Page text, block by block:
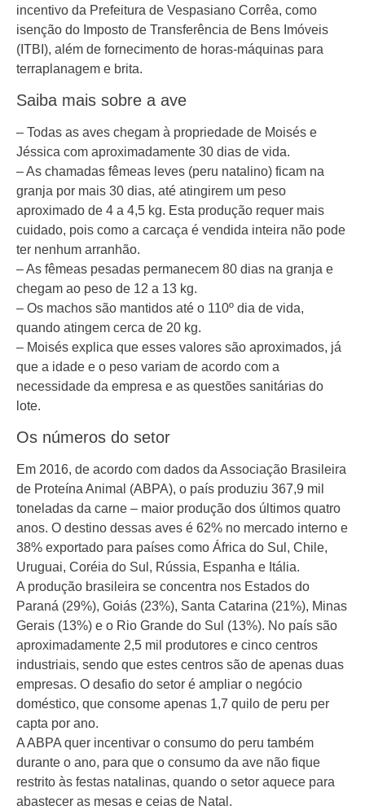
incentivo da Prefeitura de Vespasiano Corrêa, como
isenção do Imposto de Transferência de Bens Imóveis
(ITBI), além de fornecimento de horas-máquinas para
terraplanagem e brita.
Saiba mais sobre a ave
– Todas as aves chegam à propriedade de Moisés e
Jéssica com aproximadamente 30 dias de vida.
– As chamadas fêmeas leves (peru natalino) ficam na
granja por mais 30 dias, até atingirem um peso
aproximado de 4 a 4,5 kg. Esta produção requer mais
cuidado, pois como a carcaça é vendida inteira não pode
ter nenhum arranhão.
– As fêmeas pesadas permanecem 80 dias na granja e
chegam ao peso de 12 a 13 kg.
– Os machos são mantidos até o 110º dia de vida,
quando atingem cerca de 20 kg.
– Moisés explica que esses valores são aproximados, já
que a idade e o peso variam de acordo com a
necessidade da empresa e as questões sanitárias do
lote.
Os números do setor
Em 2016, de acordo com dados da Associação Brasileira
de Proteína Animal (ABPA), o país produziu 367,9 mil
toneladas da carne – maior produção dos últimos quatro
anos. O destino dessas aves é 62% no mercado interno e
38% exportado para países como África do Sul, Chile,
Uruguai, Coréia do Sul, Rússia, Espanha e Itália.
A produção brasileira se concentra nos Estados do
Paraná (29%), Goiás (23%), Santa Catarina (21%), Minas
Gerais (13%) e o Rio Grande do Sul (13%). No país são
aproximadamente 2,5 mil produtores e cinco centros
industriais, sendo que estes centros são de apenas duas
empresas. O desafio do setor é ampliar o negócio
doméstico, que consome apenas 1,7 quilo de peru per
capta por ano.
A ABPA quer incentivar o consumo do peru também
durante o ano, para que o consumo da ave não fique
restrito às festas natalinas, quando o setor aquece para
abastecer as mesas e ceias de Natal.